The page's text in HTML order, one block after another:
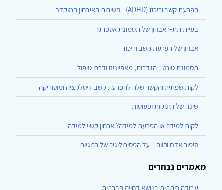
הפרעת קשב וריכוז (ADHD) - חשיבות האיבחון המוקדם
בעיית תת-האבחון של תסמונת אספרגר
אבחון של הפרעת קשב וריכוז
תסמונת טורט - הגדרות, מאפיינים ודרכי טיפול
לקות שפתית והקשר שלה להפרעת קשב דיסלקציה ומוטוריקה
שינה של תינוקות ופעוטות
לקות למידה או הפרעת למידה? אבחון קשיי למידה
סיפור אדם וחווה – על הפסיכולוגיה של הזוגיות
מאמרים נבחרים
עבודה כיתתית בנושא דחייה חברתית